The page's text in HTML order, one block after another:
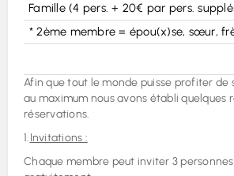
Famille (4 pers. + 20€ par pers.
* 2ème membre = épou(x)se, sœur,
Afin que tout le monde puisse profiter de
au maximum nous avons établi quelques
réservations.
1.Invitations :
Chaque membre peut inviter 3 personnes